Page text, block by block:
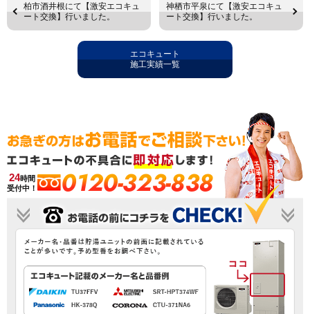
柏市酒井根にて【激安エコキュ
ート交換】行いました。
神栖市平泉にて【激安エコキュ
ート交換】行いました。
エコキュート
施工実績一覧
24時間
受付中！
0120-323-838